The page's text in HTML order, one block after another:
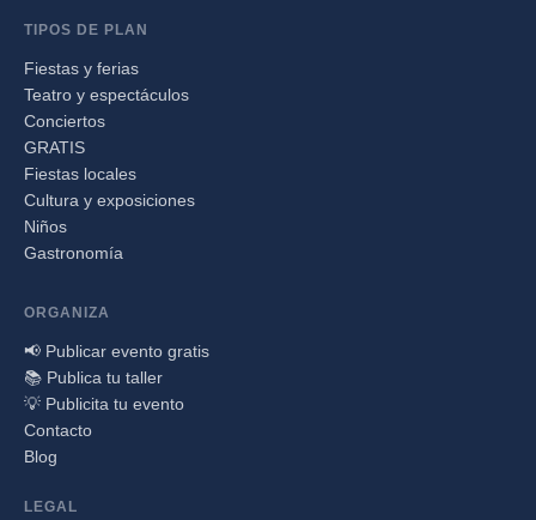
TIPOS DE PLAN
Fiestas y ferias
Teatro y espectáculos
Conciertos
GRATIS
Fiestas locales
Cultura y exposiciones
Niños
Gastronomía
ORGANIZA
📢 Publicar evento gratis
📚 Publica tu taller
💡 Publicita tu evento
Contacto
Blog
LEGAL